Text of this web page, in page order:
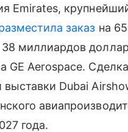
Emirates,
заказ на
миллиардов
GE Aerospace.
выставки Dubai
года.